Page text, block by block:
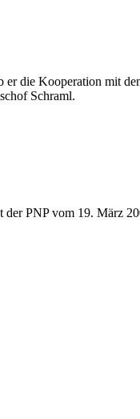
er die Kooperation mit
Schraml.
der PNP vom 19. März